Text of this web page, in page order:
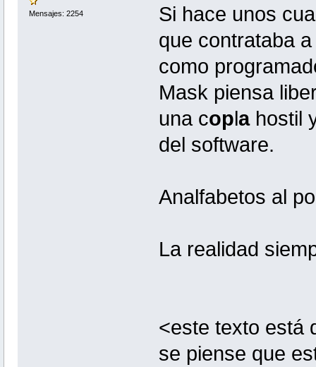
Mensajes: 2254
Si hace unos
que contrataba
como
Mask piensa
una coplahostil
del software.
Analfabetos al
La realidad
<este texto está
se piense que